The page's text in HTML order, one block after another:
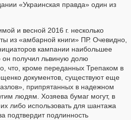
«Украинская правда» один из
и весной 2016 г. несколько
из «амбарной книги» ПР. Очевидно,
кампании наибольшее
он получил львиную долю
что, кроме переданных Трепаком в
документов, существуют еще
припрятанных в надежном
людям. Хозяева бумаг могут, в
либо использовать для шантажа
подтвердит подлинность